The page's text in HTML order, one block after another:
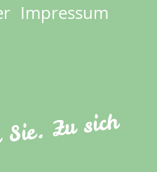
Impressum
Zu sich